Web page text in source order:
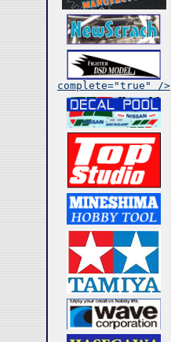
complete="true" />